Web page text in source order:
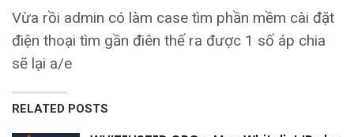
Vừa rồi admin có làm case tìm phần mềm cài đặt
điện thoại tìm gần điên thế ra được 1 số áp chia
sẽ lại a/e
RELATED POSTS